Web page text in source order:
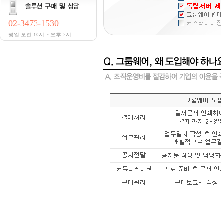
02-3473-1530
평일 오전 10시 ~ 오후 7시